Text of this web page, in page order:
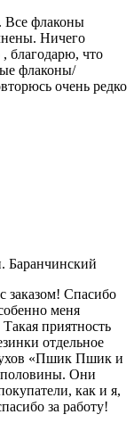
Все флаконы
Ничего
, благодарю, что
флаконы/
очень редко
Баранчинский
заказом! Спасибо
меня
приятность
отдельное
«Пшик Пшик и
половины. Они
как и я,
за работу!